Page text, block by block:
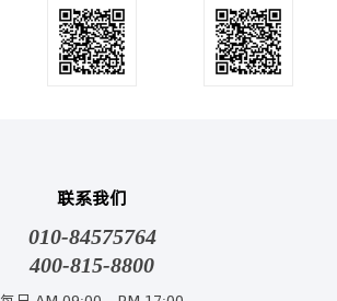
联系我们
010-84575764
400-815-8800